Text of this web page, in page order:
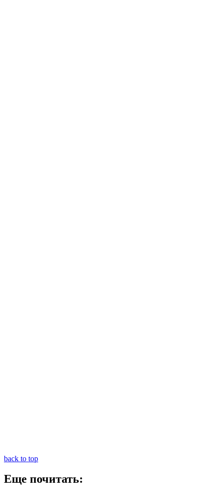
back to top
Еще почитать: